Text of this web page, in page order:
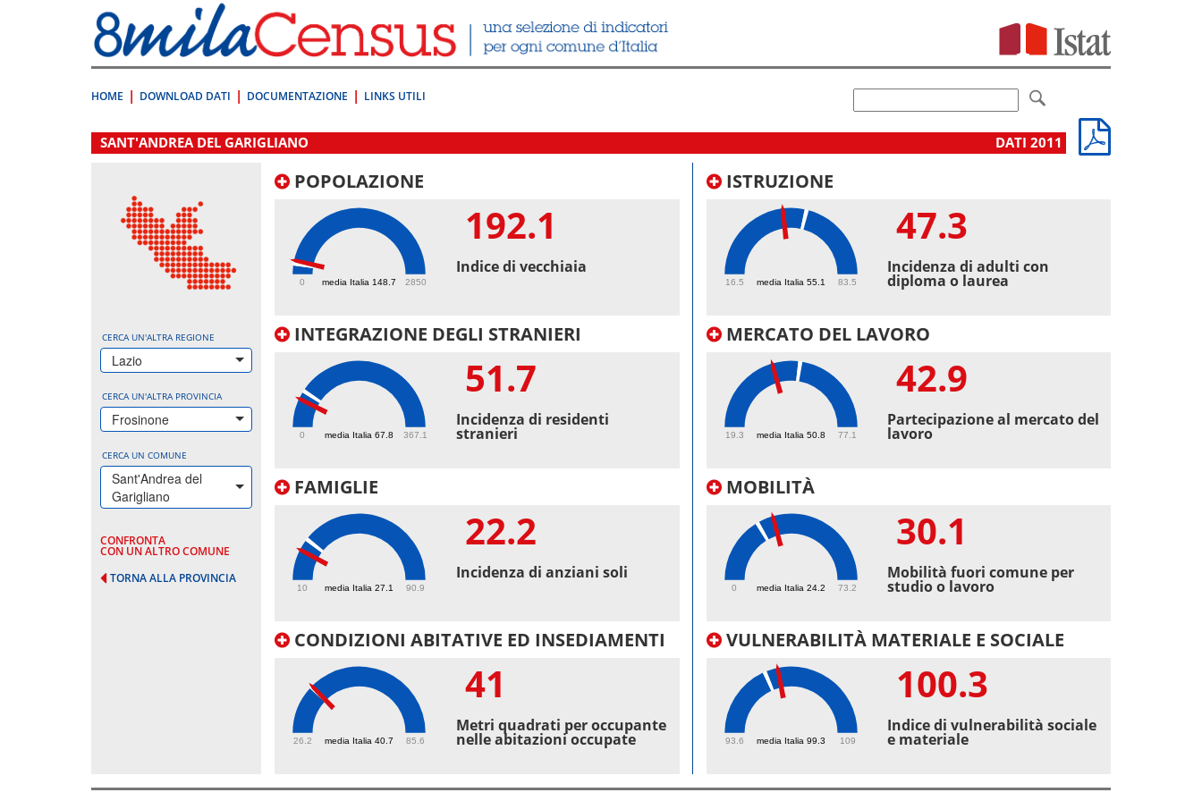
direttamente
a:
Contenuto
HOME DOWNLOAD DATI DOCUMENTAZIONE LINKS UTILI
.
SANT'ANDREA DEL GARIGLIANO DATI 2011
CERCA UN'ALTRA REGIONE
Lazio
CERCA UN'ALTRA PROVINCIA
Frosinone
CERCA UN COMUNE
Sant'Andrea del
Garigliano
CONFRONTA
CON UN ALTRO COMUNE
TORNA ALLA PROVINCIA
POPOLAZIONE
media Italia 148.7
0 2850
192.1
Indice di vecchiaia
INTEGRAZIONE DEGLI STRANIERI
media Italia 67.8
0 367.1
51.7
Incidenza di residenti
stranieri
FAMIGLIE
media Italia 27.1
10 90.9
22.2
Incidenza di anziani soli
CONDIZIONI ABITATIVE ED INSEDIAMENTI
media Italia 40.7
26.2 85.6
41
Metri quadrati per occupante
nelle abitazioni occupate
ISTRUZIONE
media Italia 55.1
16.5 83.5
47.3
Incidenza di adulti con
diploma o laurea
MERCATO DEL LAVORO
media Italia 50.8
19.3 77.1
42.9
Partecipazione al mercato del
lavoro
MOBILITÀ
media Italia 24.2
0 73.2
30.1
Mobilità fuori comune per
studio o lavoro
VULNERABILITÀ MATERIALE E SOCIALE
media Italia 99.3
93.6 109
100.3
Indice di vulnerabilità sociale
e materiale